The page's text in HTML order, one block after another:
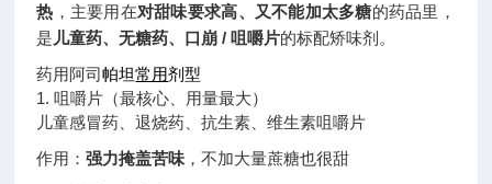
热 ，主要用在对甜味要求高、又不能加太多糖的药品里，
是 儿童药、无糖药、口崩 / 咀嚼片的标配矫味剂。
药用阿司帕坦常用剂型
1. 咀嚼片（最核心、用量最大）
儿童感冒药、退烧药、抗生素、维生素咀嚼片
作用：强力掩盖苦味 ，不加大量蔗糖也很甜